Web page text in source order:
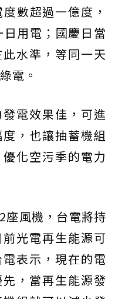
數超過一億度，
用電；國慶日當
水準，等同一天
電。
電效果佳，可進
，也讓抽蓄機組
化空污季的電力
座風機，台電將持
光電再生能源可
表示，現在的電
，當再生能源發